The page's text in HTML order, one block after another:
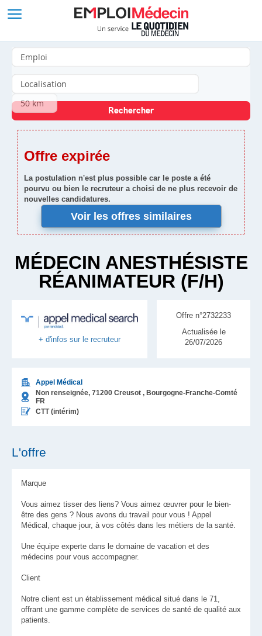
Offre expirée
La postulation n'est plus possible car le poste a été
pourvu ou bien le recruteur a choisi de ne plus recevoir de
nouvelles candidatures.
Voir les offres similaires
MÉDECIN ANESTHÉSISTE
RÉANIMATEUR (F/H)
+ d'infos sur le recruteur
Appel Médical
Non renseignée, 71200 Creusot , Bourgogne-Franche-Comté
FR
CTT (intérim)
Offre n°2732233
Actualisée le
26/07/2026
L'offre
Marque
Vous aimez tisser des liens? Vous aimez œuvrer pour le bien-
être des gens ? Nous avons du travail pour vous ! Appel
Médical, chaque jour, à vos côtés dans les métiers de la santé.
Une équipe experte dans le domaine de vacation et des
médecins pour vous accompagner.
Client
Notre client est un établissement médical situé dans le 71,
offrant une gamme complète de services de santé de qualité aux
patients.